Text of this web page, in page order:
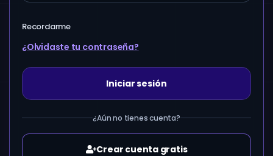
Recordarme
¿Olvidaste tu contraseña?
Iniciar sesión
¿Aún no tienes cuenta?
Crear cuenta gratis